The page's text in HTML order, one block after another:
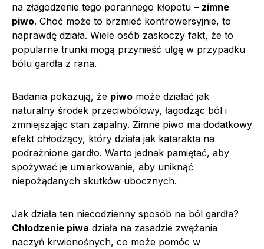
na złagodzenie tego porannego kłopotu – zimne
piwo. Choć może to brzmieć kontrowersyjnie, to
naprawdę działa. Wiele osób zaskoczy fakt, że to
popularne trunki mogą przynieść ulgę w przypadku
bólu gardła z rana.
Badania pokazują, że piwo może działać jak
naturalny środek przeciwbólowy, łagodząc ból i
zmniejszając stan zapalny. Zimne piwo ma dodatkowy
efekt chłodzący, który działa jak katarakta na
podrażnione gardło. Warto jednak pamiętać, aby
spożywać je umiarkowanie, aby uniknąć
niepożądanych skutków ubocznych.
Jak działa ten niecodzienny sposób na ból gardła?
Chłodzenie piwa działa na zasadzie zwężania
naczyń krwionośnych, co może pomóc w